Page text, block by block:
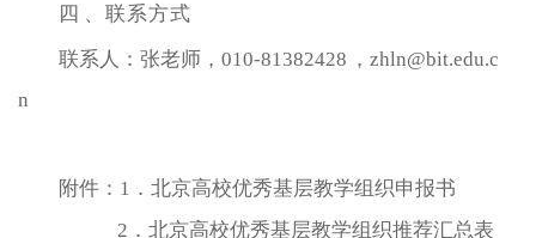
四
、联系方式
联系人：张老师，010-81382428 ， zhln@bit.edu.c
n
附件：1．北京高校优秀基层教学组织申报书
2．北京高校优秀基层教学组织推荐汇总表